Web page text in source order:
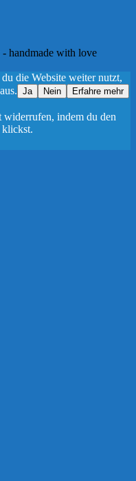
handmade with love
die Website weiter nutzt,
Ja Nein Erfahre mehr
indem du den
klickst.